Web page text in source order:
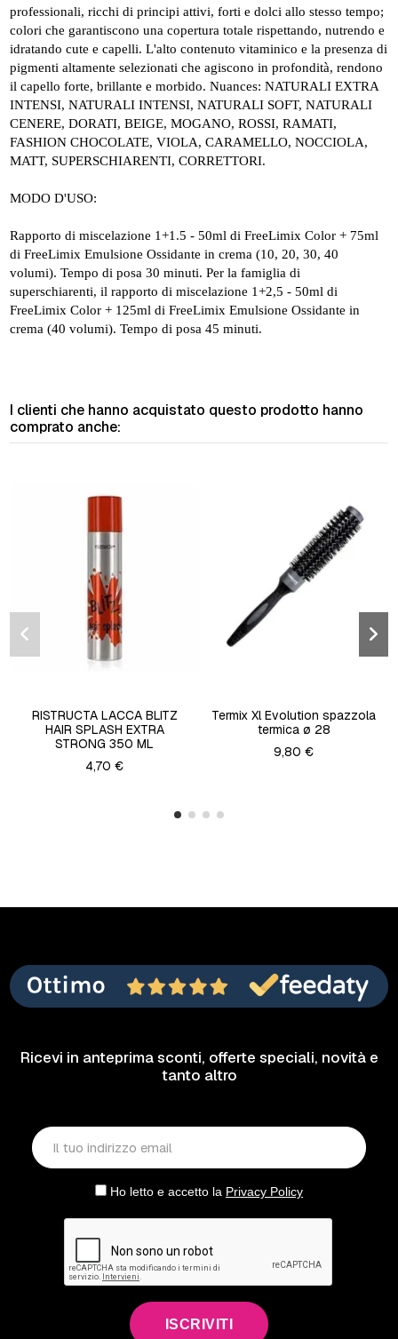
professionali, ricchi di principi attivi, forti e dolci allo stesso tempo;
colori che garantiscono una copertura totale rispettando, nutrendo e
idratando cute e capelli. L'alto contenuto vitaminico e la presenza di
pigmenti altamente selezionati che agiscono in profondità, rendono
il capello forte, brillante e morbido. Nuances: NATURALI EXTRA
INTENSI, NATURALI INTENSI, NATURALI SOFT, NATURALI
CENERE, DORATI, BEIGE, MOGANO, ROSSI, RAMATI,
FASHION CHOCOLATE, VIOLA, CARAMELLO, NOCCIOLA,
MATT, SUPERSCHIARENTI, CORRETTORI.
MODO D'USO:
Rapporto di miscelazione 1+1.5 - 50ml di FreeLimix Color + 75ml
di FreeLimix Emulsione Ossidante in crema (10, 20, 30, 40
volumi). Tempo di posa 30 minuti. Per la famiglia di
superschiarenti, il rapporto di miscelazione 1+2,5 - 50ml di
FreeLimix Color + 125ml di FreeLimix Emulsione Ossidante in
crema (40 volumi). Tempo di posa 45 minuti.
I clienti che hanno acquistato questo prodotto hanno
comprato anche:
RISTRUCTA LACCA BLITZ
HAIR SPLASH EXTRA
STRONG 350 ML
4,70 €
Termix Xl Evolution spazzola
termica ø 28
9,80 €
Ricevi in anteprima sconti, offerte speciali, novità e
tanto altro
Ho letto e accetto la Privacy Policy
ISCRIVITI